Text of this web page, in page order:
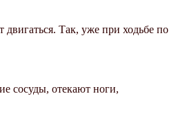
Так, уже при ходьбе по
сосуды, отекают ноги,